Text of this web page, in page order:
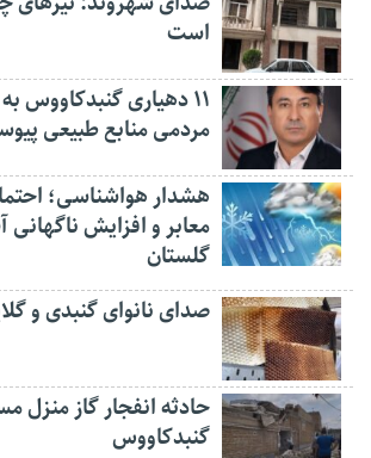
است
۱۱ دهیاری
مردمی منابع طبیعی
هشدار هواشناسی؛
معابر و افزایش
گلستان
صدای نانوای گنبدی و
حادثه انفجار گاز منزل
گنبدکاووس